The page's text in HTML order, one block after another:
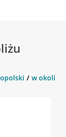
w okolicy